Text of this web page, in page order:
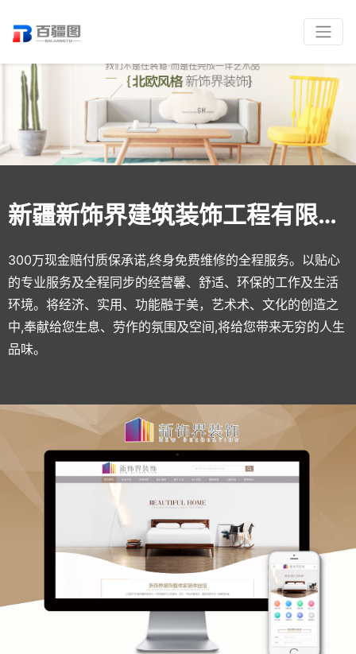
新疆新饰界建筑装饰工程有限公司
300万现金赔付质保承诺,终身免费维修的全程服务。以贴心
的专业服务及全程同步的经营馨、舒适、环保的工作及生活
环境。将经济、实用、功能融于美，艺术术、文化的创造之
中,奉献给您生息、劳作的氛围及空间,将给您带来无穷的人生
品味。